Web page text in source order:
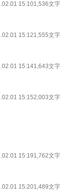
15:101,536文字
15:121,555文字
15:141,643文字
15:152,003文字
15:191,762文字
15:201,489文字